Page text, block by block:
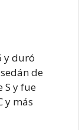
y duró
de
S y fue
y más